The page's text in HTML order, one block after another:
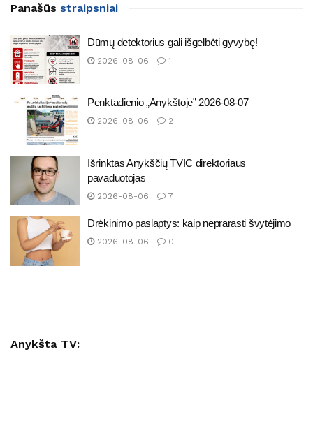
Panašūs straipsniai
Dūmų detektorius gali išgelbėti gyvybę!
2026-08-06 1
Penktadienio „Anykštoje” 2026-08-07
2026-08-06 2
Išrinktas Anykščių TVIC direktoriaus
pavaduotojas
2026-08-06 7
Drėkinimo paslaptys: kaip neprarasti švytėjimo
2026-08-06 0
Anykšta TV: